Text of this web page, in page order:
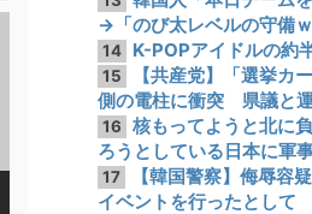
→「のび太レベルの守備
14 K-POPアイドルの約
15
【共産党】「選挙カ
側の電柱に衝突 県議と
16
核もってようと北に
ろうとしている日本に軍
17
【韓国警察】侮辱
イベントを行ったとして